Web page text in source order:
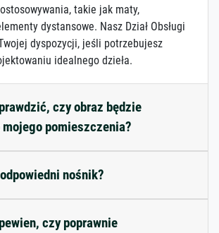
takie jak maty,
dystansowe. Nasz Dział Obsługi
dyspozycji, jeśli potrzebujesz
idealnego dzieła.
czy obraz będzie
mojego pomieszczenia?
nośnik?
czy poprawnie